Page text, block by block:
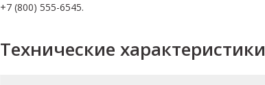
+7 (800) 555-6545.
Технические характеристики